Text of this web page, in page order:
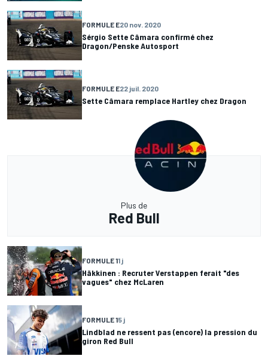
FORMULE E20 nov. 2020
Sérgio Sette Câmara confirmé chez
Dragon/Penske Autosport
FORMULE E22 juil. 2020
Sette Câmara remplace Hartley chez Dragon
Plus de
Red Bull
FORMULE 11 j
Häkkinen : Recruter Verstappen ferait "des
vagues" chez McLaren
FORMULE 15 j
Lindblad ne ressent pas (encore) la pression du
giron Red Bull